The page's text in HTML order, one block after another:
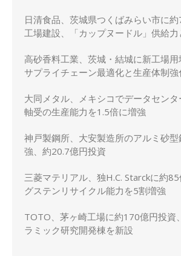
日清食品、茨城県つくばみらい市に
工場建設、「カップヌードル」供給力
高砂香料工業、茨城・結城に新工場
サプライチェーン最適化と生産体制強
大同メタル、メキシコでデータセン
軸受の生産能力を1.5倍に増強
神戸製鋼所、大安製造所のアルミ砂
強、約20.7億円投資
三菱マテリアル、独H.C. Starckに約
グステンリサイクル能力を5割増強
TOTO、茅ヶ崎工場に約170億円投資
ラミック研究開発棟を新設